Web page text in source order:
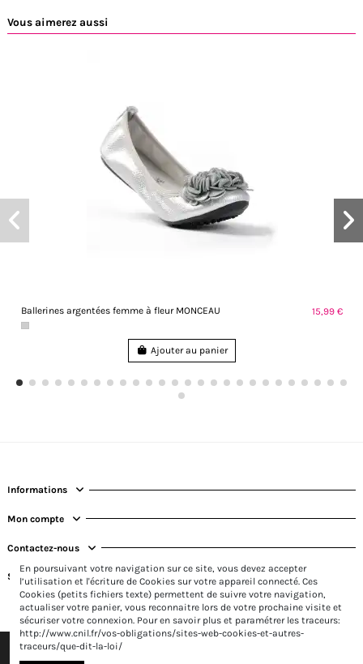
Vous aimerez aussi
Ballerines argentées femme à fleur MONCEAU 15,99 €
Ajouter au panier
Informations
Mon compte
Contactez-nous
Suivez-nous
En poursuivant votre navigation sur ce site, vous devez accepter
l’utilisation et l'écriture de Cookies sur votre appareil connecté. Ces
Cookies (petits fichiers texte) permettent de suivre votre navigation,
actualiser votre panier, vous reconnaitre lors de votre prochaine visite et
sécuriser votre connexion. Pour en savoir plus et paramétrer les traceurs:
http://www.cnil.fr/vos-obligations/sites-web-cookies-et-autres-
traceurs/que-dit-la-loi/